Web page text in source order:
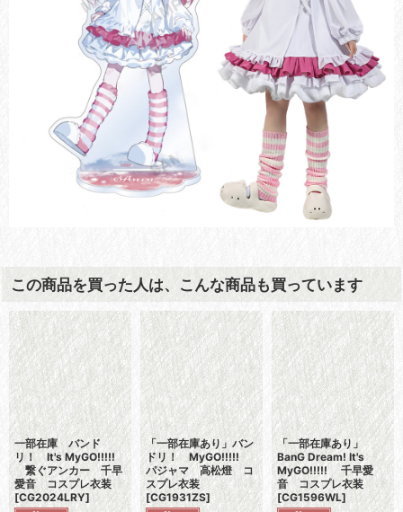
この商品を買った人は、こんな商品も買っています
一部在庫 バンド
リ！ It's MyGO!!!!!
繋ぐアンカー 千早
愛音 コスプレ衣装
[CG2024LRY]
「一部在庫あり」バン
ドリ！ MyGO!!!!!
パジャマ 高松燈 コ
スプレ衣装
[CG1931ZS]
「一部在庫あり」
BanG Dream! It's
MyGO!!!!! 千早愛
音 コスプレ衣装
[CG1596WL]